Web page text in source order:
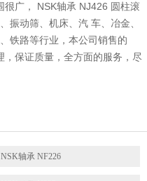
很广， NSK轴承 NJ426 圆柱滚
振动筛、机床、汽 车、冶金、
铁路等行业，本公司销售的
保证质量，全方面的服务，尽
NSK轴承 NF226